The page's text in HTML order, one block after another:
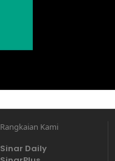
Rangkaian Kami
Sinar Daily